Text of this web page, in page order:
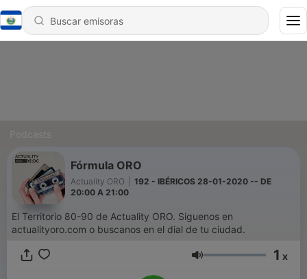
Fórmula ORO
Actuality ORO
192 - IBÉRICOS 28-01-2020 -- DE
20:00 A 21:00
El Territorio 80-90 de Actuality ORO. Siguenos en
actualityoro.com o buscanos en el dial de tu ciudad.
Volumen 1 x